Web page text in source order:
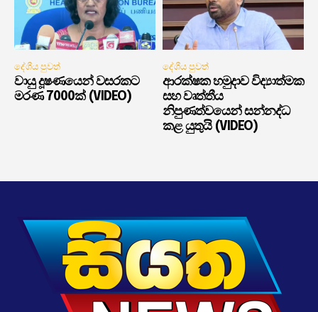
දේශීය පුවත්
වායු දූෂණයෙන් වසරකට
මරණ 7000ක් (VIDEO)
දේශීය පුවත්
ආරක්ෂක හමුදාව විද්‍යාත්මක
සහ වෘත්තීය
නිපුණත්වයෙන් සන්නද්ධ
කළ යුතුයි (VIDEO)